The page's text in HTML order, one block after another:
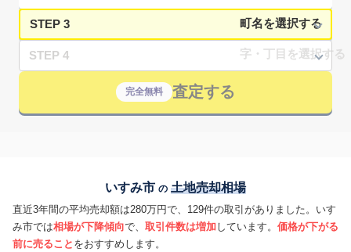
STEP 3
STEP 4
完全無料 査定する
いすみ市 の 土地売却相場
直近3年間の平均売却額は280万円で、129件の取引がありました。いす
み市では相場が下降傾向で、 取引件数は増加しています。 価格が下がる
前に売ること をおすすめします。